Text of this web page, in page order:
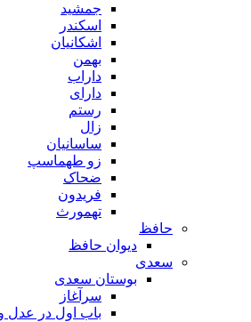
جمشید
اسکندر
اشکانیان
بهمن
داراب
دارای
رستم
زال
ساسانیان
زو طهماسپ‏
ضحاک
فریدون
تهمورث
حافظ
دیوان حافظ
سعدی
بوستان سعدی
سرآغاز
باب اول در عدل